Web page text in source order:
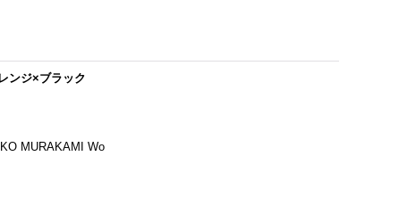
ンジ×ブラック
MURAKAMI Wo